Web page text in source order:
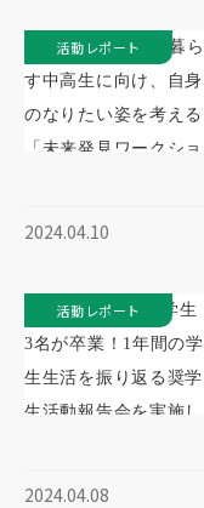
2024.04.10
活動レポート
2024.04.08
活動レポート